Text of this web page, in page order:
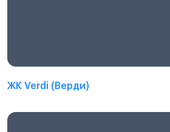
ЖК Verdi (Верди)